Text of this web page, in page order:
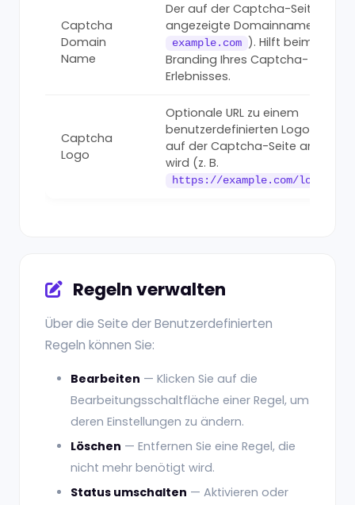
Captcha
Domain
Name
Der auf der Captcha-Seite
angezeigte Domainname (z. B.
example.com ). Hilft beim
Branding Ihres Captcha-
Erlebnisses.
Captcha
Logo
Optionale URL zu einem
benutzerdefinierten Logo-Bild,
auf der Captcha-Seite
wird (z. B.
https://example.com/logo.png
Regeln verwalten
Über die Seite der Benutzerdefinierten
Regeln können Sie:
Bearbeiten — Klicken Sie auf die
Bearbeitungsschaltfläche einer Regel, um
deren Einstellungen zu ändern.
Löschen — Entfernen Sie eine Regel, die
nicht mehr benötigt wird.
Status umschalten — Aktivieren oder